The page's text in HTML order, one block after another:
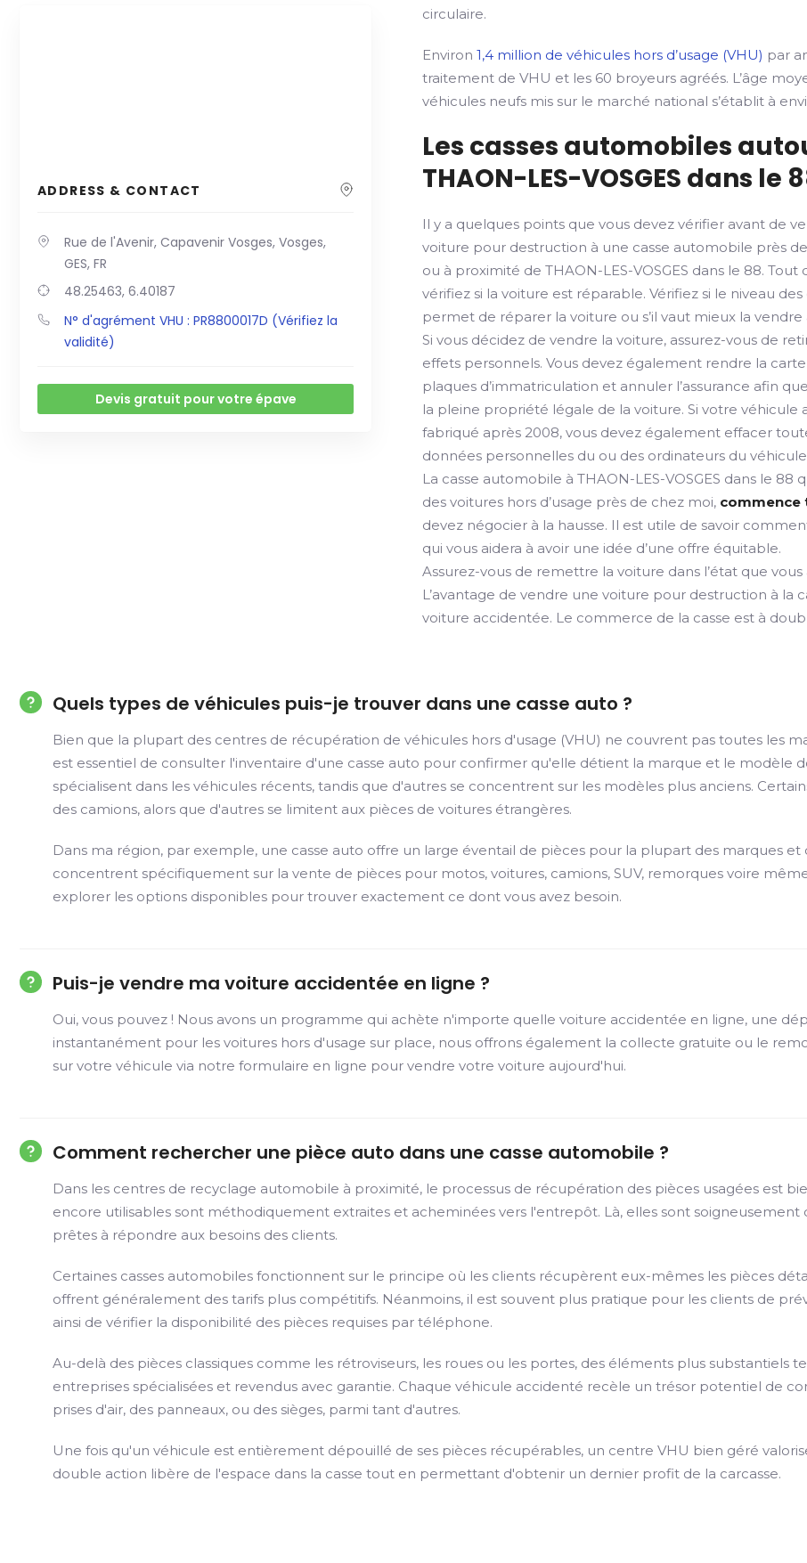
ADDRESS & CONTACT
Rue de l'Avenir, Capavenir Vosges, Vosges,
GES, FR
48.25463, 6.40187
N° d'agrément VHU : PR8800017D (Vérifiez la
validité)
Devis gratuit pour votre épave
circulaire.
Environ1,4 million de véhicules hors d’usage (VHU) par
traitement de VHU et les 60 broyeurs agréés. L’âge
véhicules neufs mis sur le marché national s’établit à
Les casses automobiles
THAON-LES-VOSGES dans
Il y a quelques points que vous devez vérifier avant de
voiture pour destruction à une casse automobile près
ou à proximité de THAON-LES-VOSGES dans le 88. Tout
vérifiez si la voiture est réparable. Vérifiez si le niveau
permet de réparer la voiture ou s’il vaut mieux la vendre
Si vous décidez de vendre la voiture, assurez-vous de
effets personnels. Vous devez également rendre la carte
plaques d’immatriculation et annuler l’assurance afin
la pleine propriété légale de la voiture. Si votre véhicule
fabriqué après 2008, vous devez également effacer
données personnelles du ou des ordinateurs du
La casse automobile à THAON-LES-VOSGES dans le 88
des voitures hors d’usage près de chez moi, commence
devez négocier à la hausse. Il est utile de savoir
qui vous aidera à avoir une idée d’une offre équitable.
Assurez-vous de remettre la voiture dans l’état que vous
L’avantage de vendre une voiture pour destruction à la
voiture accidentée. Le commerce de la casse est à
Quels types de véhicules puis-je trouver dans une casse auto ?
Bien que la plupart des centres de récupération de véhicules hors d'usage (VHU) ne couvrent pas toutes les
est essentiel de consulter l'inventaire d'une casse auto pour confirmer qu'elle détient la marque et le modèle
spécialisent dans les véhicules récents, tandis que d'autres se concentrent sur les modèles plus anciens.
des camions, alors que d'autres se limitent aux pièces de voitures étrangères.
Dans ma région, par exemple, une casse auto offre un large éventail de pièces pour la plupart des marques et
concentrent spécifiquement sur la vente de pièces pour motos, voitures, camions, SUV, remorques voire
explorer les options disponibles pour trouver exactement ce dont vous avez besoin.
Puis-je vendre ma voiture accidentée en ligne ?
Oui, vous pouvez ! Nous avons un programme qui achète n'importe quelle voiture accidentée en ligne, une
instantanément pour les voitures hors d'usage sur place, nous offrons également la collecte gratuite ou le
sur votre véhicule via notre formulaire en ligne pour vendre votre voiture aujourd'hui.
Comment rechercher une pièce auto dans une casse automobile ?
Dans les centres de recyclage automobile à proximité, le processus de récupération des pièces usagées est
encore utilisables sont méthodiquement extraites et acheminées vers l'entrepôt. Là, elles sont soigneusement
prêtes à répondre aux besoins des clients.
Certaines casses automobiles fonctionnent sur le principe où les clients récupèrent eux-mêmes les pièces
offrent généralement des tarifs plus compétitifs. Néanmoins, il est souvent plus pratique pour les clients de
ainsi de vérifier la disponibilité des pièces requises par téléphone.
Au-delà des pièces classiques comme les rétroviseurs, les roues ou les portes, des éléments plus substantiels
entreprises spécialisées et revendus avec garantie. Chaque véhicule accidenté recèle un trésor potentiel de
prises d'air, des panneaux, ou des sièges, parmi tant d'autres.
Une fois qu'un véhicule est entièrement dépouillé de ses pièces récupérables, un centre VHU bien géré
double action libère de l'espace dans la casse tout en permettant d'obtenir un dernier profit de la carcasse.